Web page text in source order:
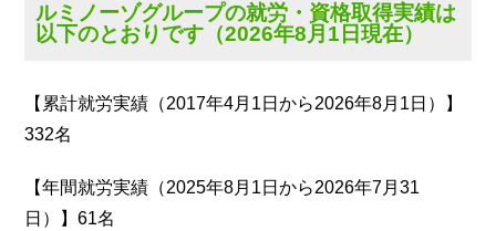
ルミノーゾグループの就労・資格取得実績は
以下のとおりです（2026年8月1日現在）
【累計就労実績（2017年4月1日から2026年8月1日）】
332名
【年間就労実績（2025年8月1日から2026年7月31
日）】61名